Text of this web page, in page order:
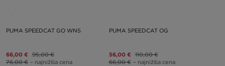
PUMA SPEEDCAT GO WNS
66,00 € 95,00 €
76,00 € – najnižšia cena
PUMA SPEEDCAT OG
56,00 € 110,00 €
66,00 € – najnižšia cena